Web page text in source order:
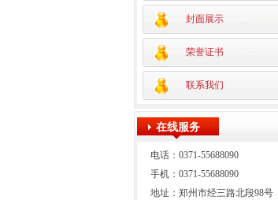
封面展示
荣誉证书
联系我们
在线服务
电话：0371-55688090
手机：0371-55688090
地址：郑州市经三路北段98号